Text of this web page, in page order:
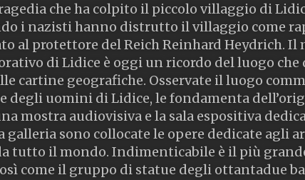
che ha colpito il piccolo villaggio di
i nazisti hanno distrutto il villaggio come
al protettore del Reich Reinhard Heydrich. Il
di Lidice è oggi un ricordo del luogo che
cartine geografiche. Osservate il luogo
degli uomini di Lidice, le fondamenta
mostra audiovisiva e la sala espositiva
galleria sono collocate le opere dedicate agli
tutto il mondo. Indimenticabile è il più
come il gruppo di statue degli ottantadue